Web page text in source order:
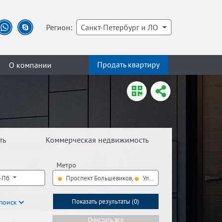
Регион: Санкт-Петербург и ЛО
О компании Продать квартиру
Коммерческая недвижимость
Пб
Метро
Проспект Большевиков, Улица Дыбенко
Показать результаты (0)
Очистить все